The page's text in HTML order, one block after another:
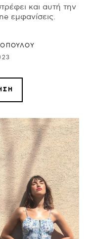
και αυτή την
εμφανίσεις.